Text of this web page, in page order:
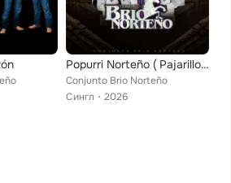
Popurri Norteño ( Pajarillo , Sentimental , Y Como Es El )
Conjunto Brio Norteño
Сингл
2026